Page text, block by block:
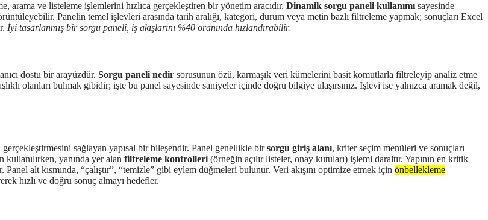
ve listeleme işlemlerini hızlıca gerçekleştiren bir yönetim aracıdır. Dinamik sorgu paneli kullanımısayesinde
Panelin temel işlevleri arasında tarih aralığı, kategori, durum veya metin bazlı filtreleme yapmak; sonuçları Excel
İyi tasarlanmış bir sorgu paneli, iş akışlarını %40 oranında hızlandırabilir.
dostu bir arayüzdür. Sorgu paneli nedir sorusunun özü, karmaşık veri kümelerini basit komutlarla filtreleyip analiz etme
olanları bulmak gibidir; işte bu panel sayesinde saniyeler içinde doğru bilgiye ulaşırsınız. İşlevi ise yalnızca aramak değil,
sağlayan yapısal bir bileşendir. Panel genellikle birsorgu giriş alanı, kriter seçim menüleri ve sonuçları
yanında yer alan filtreleme kontrolleri (örneğin açılır listeler, onay kutuları) işlemi daraltır. Yapının en kritik
alt kısmında, “çalıştır”, “temizle” gibi eylem düğmeleri bulunur. Veri akışını optimize etmek için önbellekleme
hızlı ve doğru sonuç almayı hedefler.